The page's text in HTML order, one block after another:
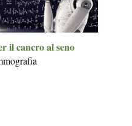
il cancro al seno